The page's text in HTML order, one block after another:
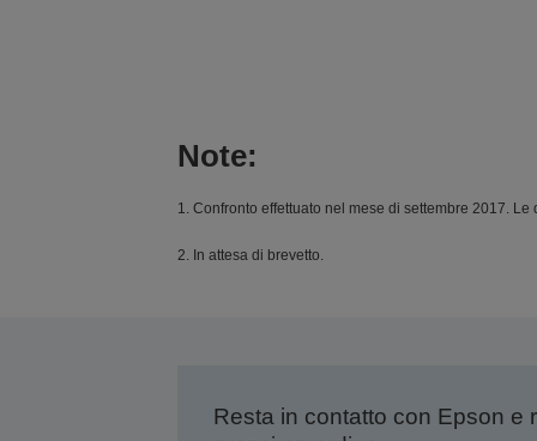
Note:
1. Confronto effettuato nel mese di settembre 2017.
2. In attesa di brevetto.
Resta in contatto con Epson